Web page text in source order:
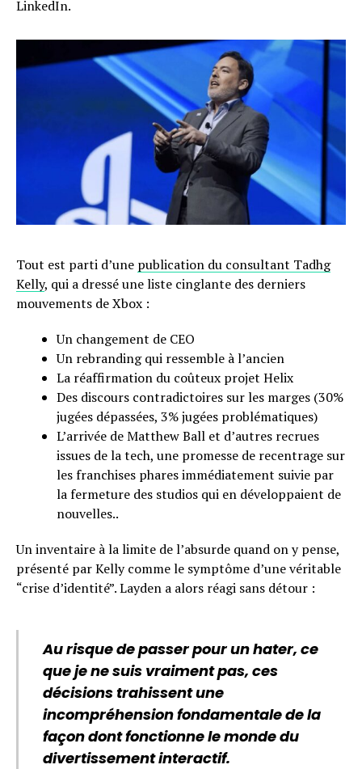
LinkedIn.
Tout est parti d’une publication du consultant Tadhg
Kelly, qui a dressé une liste cinglante des derniers
mouvements de Xbox :
Un changement de CEO
Un rebranding qui ressemble à l’ancien
La réaffirmation du coûteux projet Helix
Des discours contradictoires sur les marges (30%
jugées dépassées, 3% jugées problématiques)
L’arrivée de Matthew Ball et d’autres recrues
issues de la tech, une promesse de recentrage sur
les franchises phares immédiatement suivie par
la fermeture des studios qui en développaient de
nouvelles..
Un inventaire à la limite de l’absurde quand on y pense,
présenté par Kelly comme le symptôme d’une véritable
“crise d’identité”. Layden a alors réagi sans détour :
Au risque de passer pour un hater, ce
que je ne suis vraiment pas, ces
décisions trahissent une
incompréhension fondamentale de la
façon dont fonctionne le monde du
divertissement interactif.